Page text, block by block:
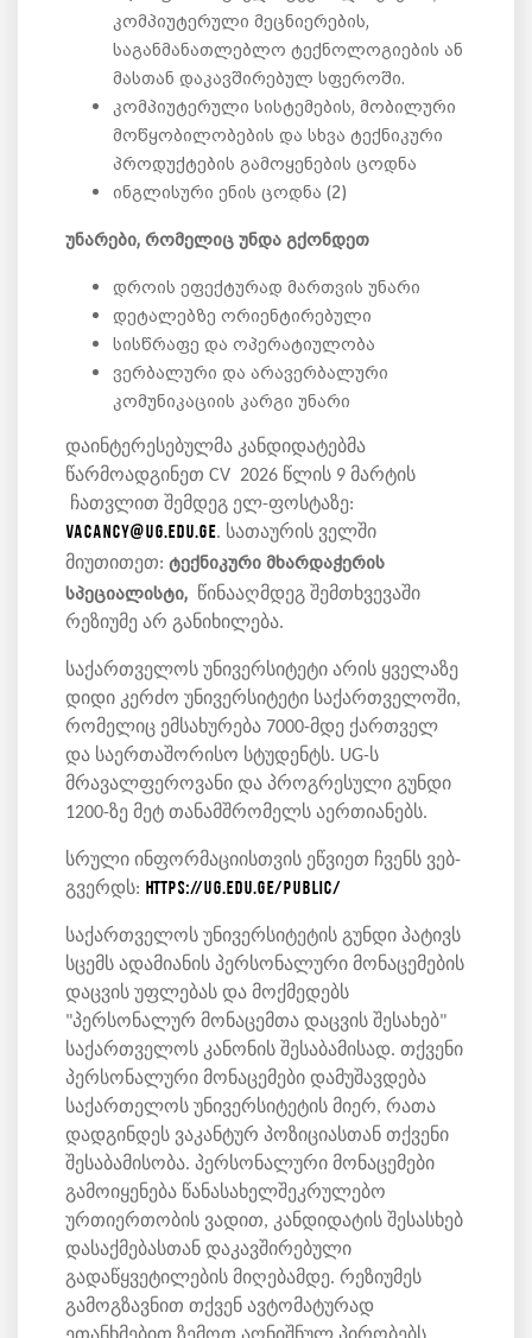
კომპიუტერული მეცნიერების,
საგანმანათლებლო ტექნოლოგიების ან
მასთან დაკავშირებულ სფეროში.
კომპიუტერული სისტემების, მობილური
მოწყობილობების და სხვა ტექნიკური
პროდუქტების გამოყენების ცოდნა
ინგლისური ენის ცოდნა (2)
უნარები, რომელიც უნდა გქონდეთ
დროის ეფექტურად მართვის უნარი
დეტალებზე ორიენტირებული
სისწრაფე და ოპერატიულობა
ვერბალური და არავერბალური
კომუნიკაციის კარგი უნარი
დაინტერესებულმა კანდიდატებმა
წარმოადგინეთ CV 2026 წლის 9 მარტის
ჩათვლით შემდეგ ელ-ფოსტაზე:
vacancy@ug.edu.ge. სათაურის ველში
მიუთითეთ: ტექნიკური მხარდაჭერის
სპეციალისტი, წინააღმდეგ შემთხვევაში
რეზიუმე არ განიხილება.
საქართველოს უნივერსიტეტი არის ყველაზე
დიდი კერძო უნივერსიტეტი საქართველოში,
რომელიც ემსახურება 7000-მდე ქართველ
და საერთაშორისო სტუდენტს. UG-ს
მრავალფეროვანი და პროგრესული გუნდი
1200-ზე მეტ თანამშრომელს აერთიანებს.
სრული ინფორმაციისთვის ეწვიეთ ჩვენს ვებ-
გვერდს: https://ug.edu.ge/public/
საქართველოს უნივერსიტეტის გუნდი პატივს
სცემს ადამიანის პერსონალური მონაცემების
დაცვის უფლებას და მოქმედებს
"პერსონალურ მონაცემთა დაცვის შესახებ"
საქართველოს კანონის შესაბამისად. თქვენი
პერსონალური მონაცემები დამუშავდება
საქართელოს უნივერსიტეტის მიერ, რათა
დადგინდეს ვაკანტურ პოზიციასთან თქვენი
შესაბამისობა. პერსონალური მონაცემები
გამოიყენება წანასახელშეკრულებო
ურთიერთობის ვადით, კანდიდატის შესასხებ
დასაქმებასთან დაკავშირებული
გადაწყვეტილების მიღებამდე. რეზიუმეს
გამოგზავნით თქვენ ავტომატურად